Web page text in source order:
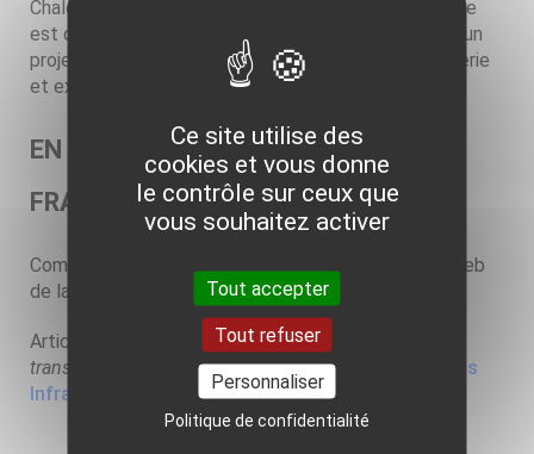
Chaleur & Froid, sur cfnewsinfra.net, l'atout du groupe
est de maîtriser l'ensemble de la chaîne de valeur d'un
projet de cette nature : géosciences, forage, ingénierie
et exploitation.
EN SAVOIR PLUS SUR LA
FRANCILIENNE DE GÉOTHERMIE
Communiqué de presse du 18/05/2026 sur le site web
de la
Banque des territoires
Article du 22/05/2026 "Arverne s'allie à l’État pour
transformer la géothermie" en accès libre sur
CFNews
Infra
Ce site utilise des
cookies et vous donne
le contrôle sur ceux que
vous souhaitez activer
Tout accepter
Tout refuser
Personnaliser
Politique de confidentialité